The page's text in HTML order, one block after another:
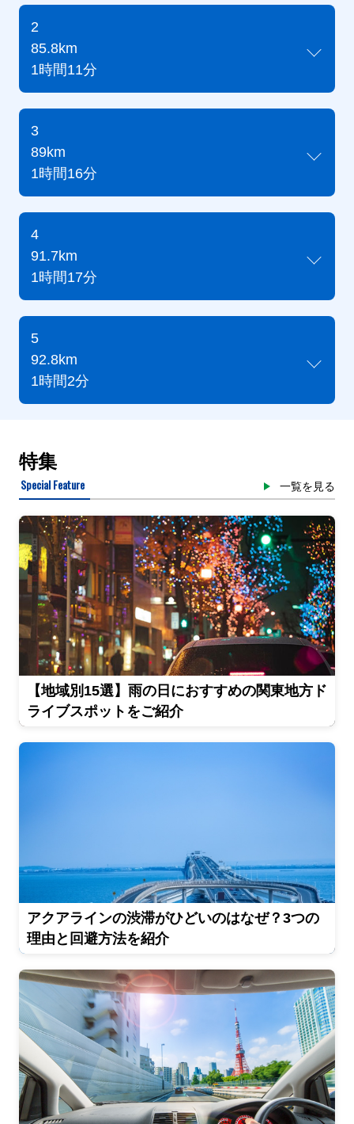
2
85.8km
1時間11分
3
89km
1時間16分
4
91.7km
1時間17分
5
92.8km
1時間2分
特集
Special Feature 一覧を見る
【地域別15選】雨の日におすすめの関東地方ド
ライブスポットをご紹介
アクアラインの渋滞がひどいのはなぜ？3つの
理由と回避方法を紹介